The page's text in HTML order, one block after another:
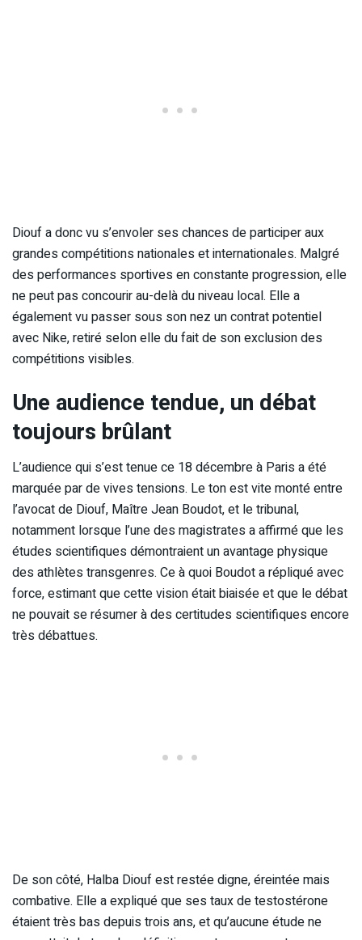
Diouf a donc vu s’envoler ses chances de participer aux
grandes compétitions nationales et internationales. Malgré
des performances sportives en constante progression, elle
ne peut pas concourir au-delà du niveau local. Elle a
également vu passer sous son nez un contrat potentiel
avec Nike, retiré selon elle du fait de son exclusion des
compétitions visibles.
Une audience tendue, un débat
toujours brûlant
L’audience qui s’est tenue ce 18 décembre à Paris a été
marquée par de vives tensions. Le ton est vite monté entre
l’avocat de Diouf, Maître Jean Boudot, et le tribunal,
notamment lorsque l’une des magistrates a affirmé que les
études scientifiques démontraient un avantage physique
des athlètes transgenres. Ce à quoi Boudot a répliqué avec
force, estimant que cette vision était biaisée et que le débat
ne pouvait se résumer à des certitudes scientifiques encore
très débattues.
De son côté, Halba Diouf est restée digne, éreintée mais
combative. Elle a expliqué que ses taux de testostérone
étaient très bas depuis trois ans, et qu’aucune étude ne